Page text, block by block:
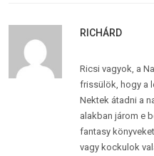
RICHÁRD
Ricsi vagyok, a
frissülök, hogy a
Nektek átadni a
alakban járom e
fantasy
vagy kockulok